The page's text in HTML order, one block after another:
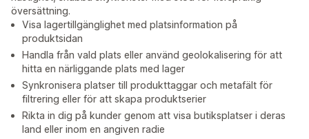
översättning.
Visa lagertillgänglighet med platsinformation på
produktsidan
Handla från vald plats eller använd geolokalisering för att
hitta en närliggande plats med lager
Synkronisera platser till produkttaggar och metafält för
filtrering eller för att skapa produktserier
Rikta in dig på kunder genom att visa butiksplatser i deras
land eller inom en angiven radie